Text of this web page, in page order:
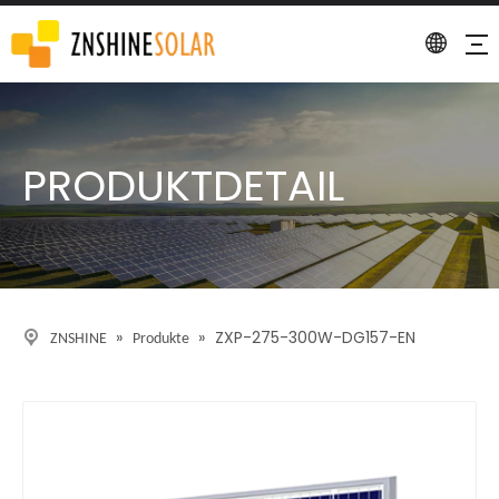
PRODUKTDETAIL
ZNSHINE » Produkte » ZXP-275-300W-DG157-EN